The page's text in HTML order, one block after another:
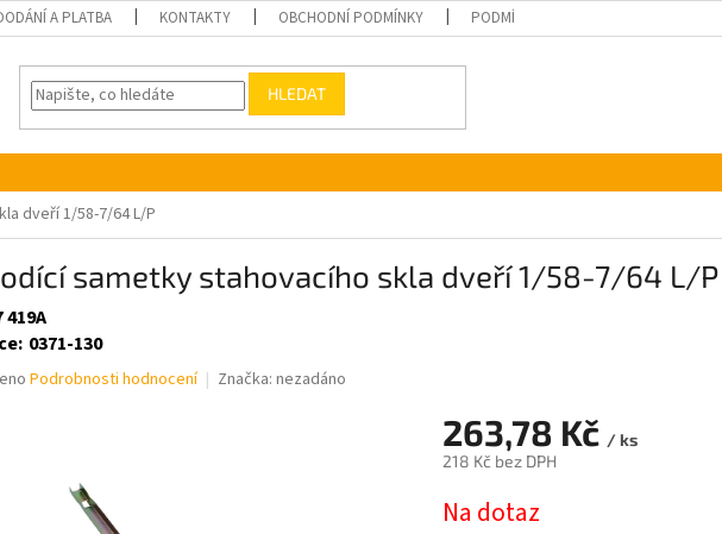
A PLATBA KONTAKTY OBCHODNÍ PODMÍNKY PODMÍNKY OCHRANY OSOBNÍCH ÚDAJŮ
HLEDAT
dveří 1/58-7/64 L/P
sametky stahovacího skla dveří 1/58-7/64 L/P
419A
: 0371-130
Podrobnosti hodnocení Značka: nezadáno
263,78 Kč / ks
218 Kč bez DPH
cena:
Na dotaz